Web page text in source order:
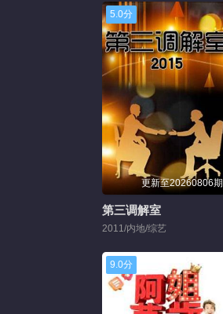
5.0分
更新至20260806期
第三调解室
2011/内地/综艺
9.0分